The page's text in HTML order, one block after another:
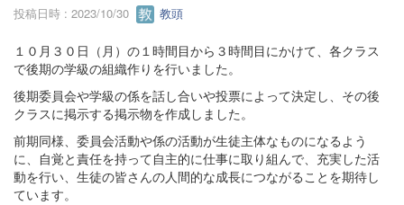
投稿日時 : 2023/10/30 教頭
１０月３０日（月）の１時間目から３時間目にかけて、各クラス
で後期の学級の組織作りを行いました。
後期委員会や学級の係を話し合いや投票によって決定し、その後
クラスに掲示する掲示物を作成しました。
前期同様、委員会活動や係の活動が生徒主体なものになるよう
に、自覚と責任を持って自主的に仕事に取り組んで、充実した活
動を行い、生徒の皆さんの人間的な成長につながることを期待し
ています。